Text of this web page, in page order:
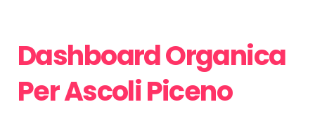
Dashboard Organica
Per Ascoli Piceno